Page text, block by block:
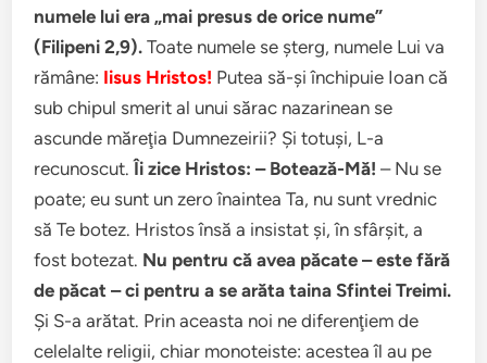
numele lui era „mai presus de orice nume”
(Filipeni 2,9). Toate numele se şterg, numele Lui va
rămâne: Iisus Hristos! Putea să-şi închipuie Ioan că
sub chipul smerit al unui sărac nazarinean se
ascunde măreţia Dumnezeirii? Şi totuşi, L-a
recunoscut.Îi zice Hristos: – Botează-Mă!– Nu se
poate; eu sunt un zero înaintea Ta, nu sunt vrednic
să Te botez. Hristos însă a insistat şi, în sfârşit, a
fost botezat. Nu pentru că avea păcate – este fără
de păcat – ci pentru a se arăta taina Sfintei Treimi.
Şi S-a arătat. Prin aceasta noi ne diferenţiem de
celelalte religii, chiar monoteiste: acestea îl au pe